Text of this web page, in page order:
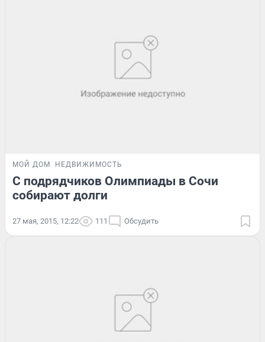
МОЙ ДОМ НЕДВИЖИМОСТЬ
С подрядчиков Олимпиады в Сочи
собирают долги
27 мая, 2015, 12:22 111 Обсудить